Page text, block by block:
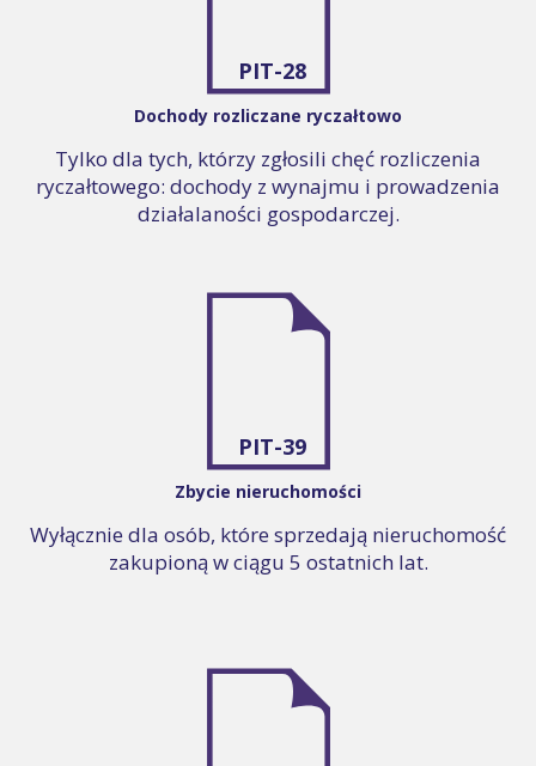
PIT-28
Dochody rozliczane ryczałtowo
Tylko dla tych, którzy zgłosili chęć rozliczenia
ryczałtowego: dochody z wynajmu i prowadzenia
działalaności gospodarczej.
PIT-39
Zbycie nieruchomości
Wyłącznie dla osób, które sprzedają nieruchomość
zakupioną w ciągu 5 ostatnich lat.